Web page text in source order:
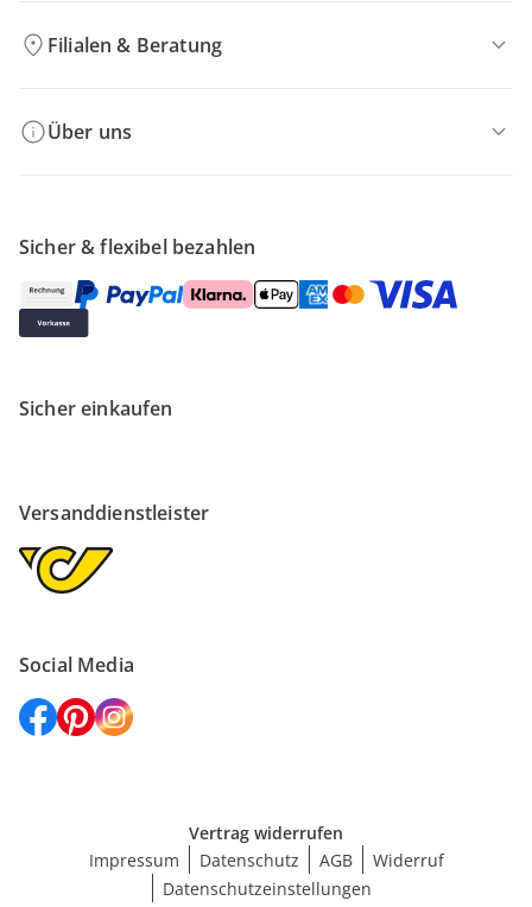
Filialen & Beratung
Über uns
Sicher & flexibel bezahlen
Sicher einkaufen
Versanddienstleister
Social Media
Vertrag widerrufen
Impressum
Datenschutz AGB
Widerruf
Datenschutzeinstellungen